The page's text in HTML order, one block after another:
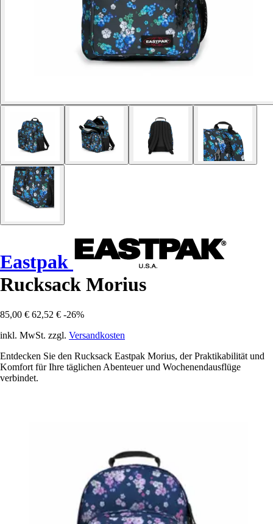
Eastpak
Rucksack Morius
85,00 € 62,52 € -26%
inkl. MwSt. zzgl. Versandkosten
Entdecken Sie den Rucksack Eastpak Morius, der Praktikabilität und
Komfort für Ihre täglichen Abenteuer und Wochenendausflüge
verbindet.